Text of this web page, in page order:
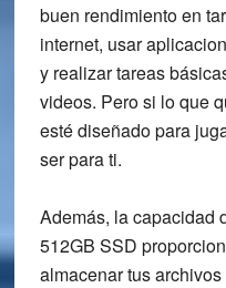
buen rendimiento en
internet, usar
y realizar tareas
videos. Pero si lo que
esté diseñado para
ser para ti.
Además, la capacidad
512GB SSD
almacenar tus